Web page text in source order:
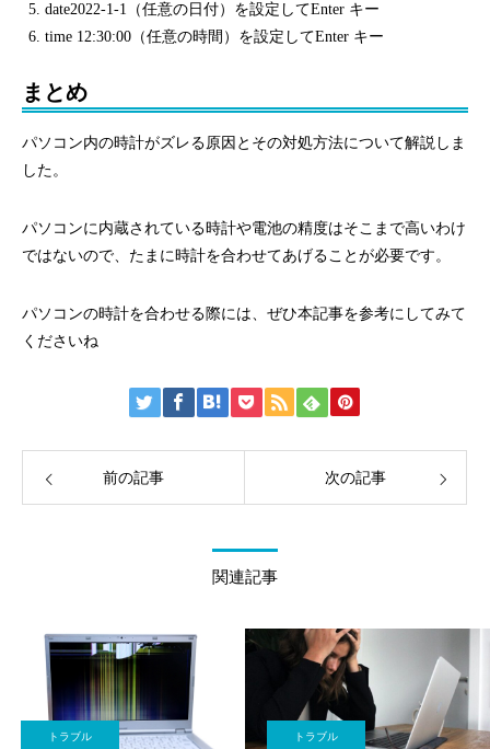
date2022-1-1（任意の日付）を設定してEnter キー
time 12:30:00（任意の時間）を設定してEnter キー
まとめ
パソコン内の時計がズレる原因とその対処方法について解説しま
した。
パソコンに内蔵されている時計や電池の精度はそこまで高いわけ
ではないので、たまに時計を合わせてあげることが必要です。
パソコンの時計を合わせる際には、ぜひ本記事を参考にしてみて
くださいね
前の記事 次の記事
関連記事
トラブル トラブル